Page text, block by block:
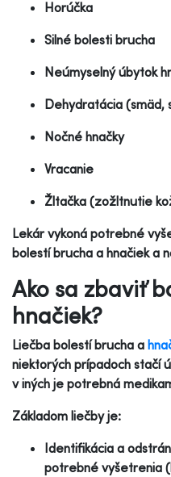
Horúčka
Silné bolesti brucha
Neúmyselný úbytok
Dehydratácia (smäd,
Nočné hnačky
Vracanie
Žltačka (zožltnutie
Lekár vykoná potrebné
bolestí brucha a hnačiek a
Ako sa zbaviť
hnačiek?
Liečba bolestí brucha a
niektorých prípadoch stačí
v iných je potrebná
Základom liečby je:
Identifikácia a
potrebné vyšetrenia